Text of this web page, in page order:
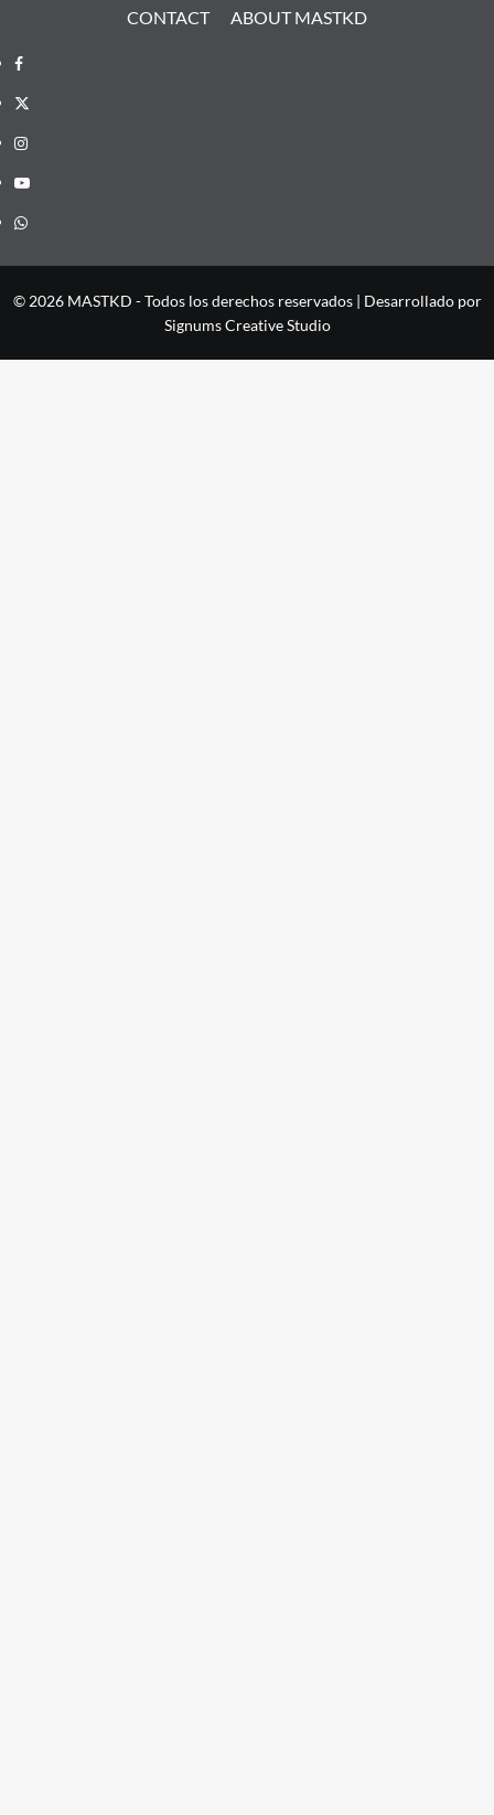
CONTACT ABOUT MASTKD
Facebook
X
Instagram
YouTube
Whatsapp